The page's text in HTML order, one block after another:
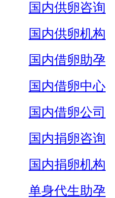
国内供卵咨询
国内供卵机构
国内借卵助孕
国内借卵中心
国内借卵公司
国内捐卵咨询
国内捐卵机构
单身代生助孕